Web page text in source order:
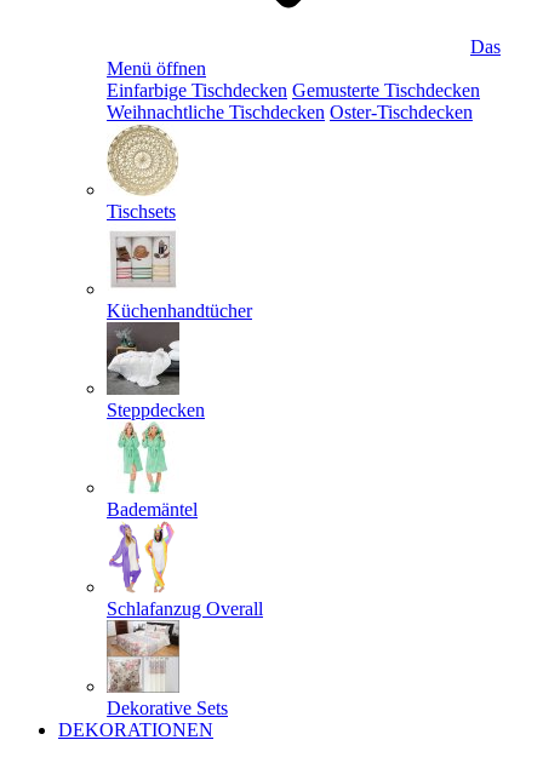
Das
Menü öffnen
Einfarbige Tischdecken Gemusterte Tischdecken
Weihnachtliche Tischdecken Oster-Tischdecken
Tischsets
Küchenhandtücher
Steppdecken
Bademäntel
Schlafanzug Overall
Dekorative Sets
DEKORATIONEN